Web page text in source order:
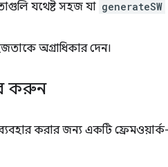
যথেষ্ট সহজ যা generateSW
অগ্রাধিকার দেন।
করুন
ব্যবহার করার জন্য একটি